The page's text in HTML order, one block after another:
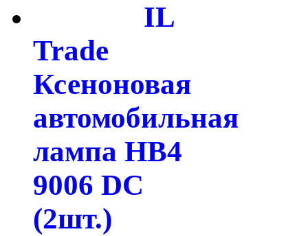
IL
Trade
Ксеноновая
автомобильная
лампа HB4
9006 DC
(2шт.)